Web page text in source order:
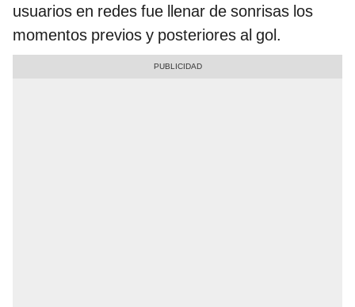
usuarios en redes fue llenar de sonrisas los
momentos previos y posteriores al gol.